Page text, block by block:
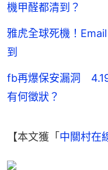
機甲醛都清到？
雅虎全球死機！
到
fb再爆保安漏洞
有何徵狀？
【本文獲「 中關村在